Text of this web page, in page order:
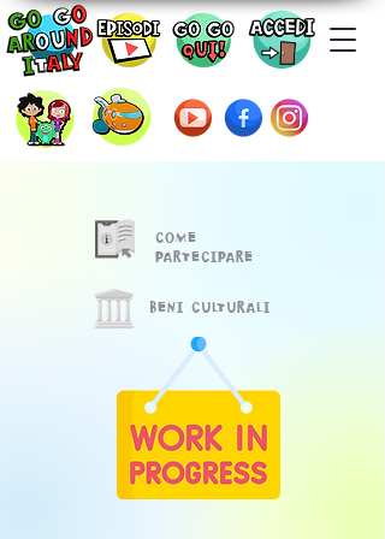
COME
PARTECIPARE
BENI CULTURALI